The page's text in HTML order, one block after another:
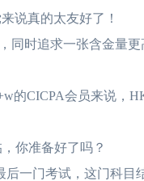
说真的太友好了！
时追求一张含金量更
CICPA会员来说，
你准备好了吗？
一门考试，这门科目